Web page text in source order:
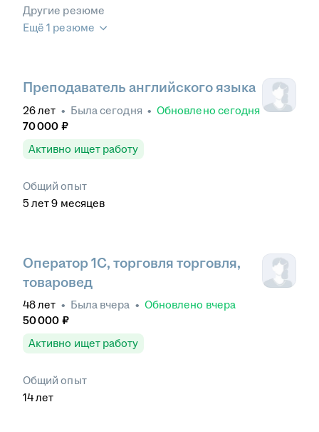
Другие резюме
Ещё 1 резюме
Преподаватель английского языка
26лет • Быласегодня • Обновлено сегодня
70 000 ₽
Активно ищет работу
Общий опыт
5 лет 9 месяцев
Оператор 1С, торговля торговля,
товаровед
48лет • Была вчера • Обновлено вчера
50 000 ₽
Активно ищет работу
Общий опыт
14лет